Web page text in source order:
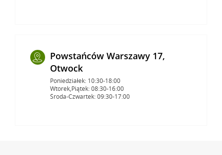
Powstańców Warszawy 17,
Otwock
Poniedziałek: 10:30-18:00
Wtorek,Piątek: 08:30-16:00
Środa-Czwartek: 09:30-17:00